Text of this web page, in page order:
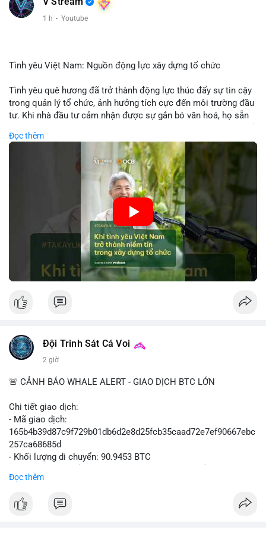
1 h · Youtube
Tình yêu Việt Nam: Nguồn động lực xây dựng tổ chức
Tình yêu quê hương đã trở thành động lực thúc đẩy sự tin cậy
trong quản lý tổ chức, ảnh hưởng tích cực đến môi trường đầu
tư. Khi nhà đầu tư cảm nhận được sự gắn bó văn hoá, họ sẵn
các công ty blockchain và tiền mã hoá. Sự tăng cường niềm
tin này giúp giảm rủi ro thị trường, cải thiện chi phí vốn và thúc
đẩy sự phát triển bền vững của ngành công nghệ tài chính. Các
nhà quản lý cần khai thác tinh thần này để xây dựng chiến lược
phát triển bền vững và thu hút vốn đầu tư.
🎥 Xem video trực tiếp tại:
Nguồn: VIETSUCCESS
Đọc thêm
Đội Trinh Sát Cá Voi
2 giờ
🚨 CẢNH BÁO WHALE ALERT - GIAO DỊCH BTC LỚN
Chi tiết giao dịch:
- Mã giao dịch:
165b4b39d87c9f729b01db6d2e8d25fcb35caad72e7ef90667ebc
257ca68685d
- Khối lượng di chuyển: 90.9453 BTC
USD)
Đọc thêm